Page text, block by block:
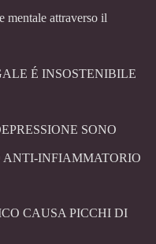
mentale attraverso il
É INSOSTENIBILE
SONO
ANTI-INFIAMMATORIO
CAUSA PICCHI DI